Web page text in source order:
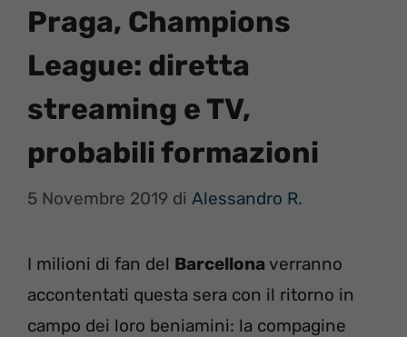
Praga, Champions
League: diretta
streaming e TV,
probabili formazioni
5 Novembre 2019 di Alessandro R.
I milioni di fan del Barcellona verranno
accontentati questa sera con il ritorno in
campo dei loro beniamini: la compagine